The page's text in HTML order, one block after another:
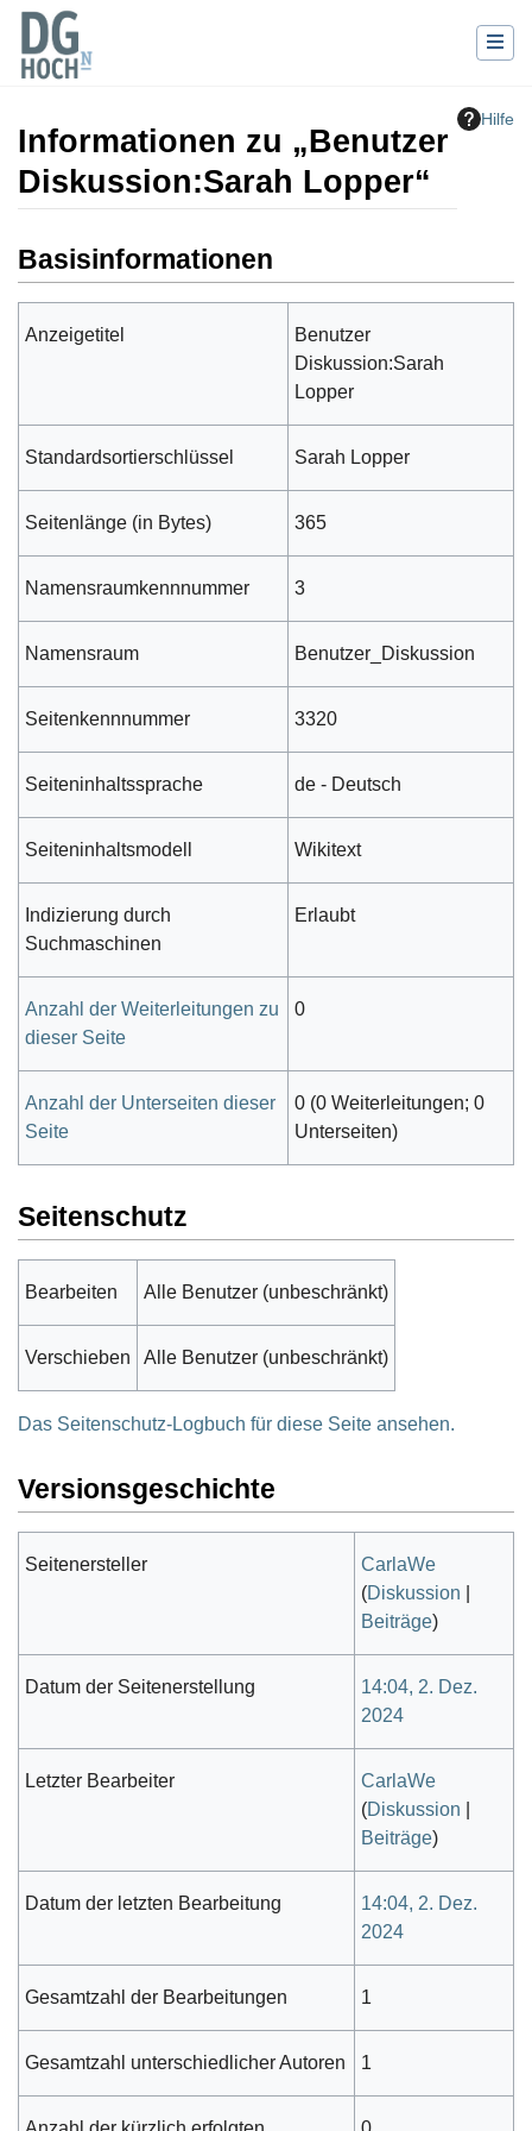
Hilfe
Informationen zu „Benutzer
Diskussion:Sarah Lopper“
Basisinformationen
Anzeigetitel
Benutzer
Diskussion:Sarah
Lopper
Standardsortierschlüssel Sarah Lopper
Seitenlänge (in Bytes) 365
Namensraumkennnummer 3
Namensraum Benutzer_Diskussion
Seitenkennnummer 3320
Seiteninhaltssprache de - Deutsch
Seiteninhaltsmodell Wikitext
Indizierung durch
Suchmaschinen
Erlaubt
Anzahl der Weiterleitungen zu
dieser Seite
0
Anzahl der Unterseiten dieser
Seite
0 (0 Weiterleitungen; 0
Unterseiten)
Seitenschutz
Bearbeiten Alle Benutzer (unbeschränkt)
Verschieben Alle Benutzer (unbeschränkt)
Das Seitenschutz-Logbuch für diese Seite ansehen.
Versionsgeschichte
Seitenersteller
CarlaWe
(Diskussion
Beiträge)
Datum der Seitenerstellung
14:04, 2. Dez.
2024
Letzter Bearbeiter
CarlaWe
(Diskussion
Beiträge)
Datum der letzten Bearbeitung
14:04, 2. Dez.
2024
Gesamtzahl der Bearbeitungen 1
Gesamtzahl unterschiedlicher Autoren 1